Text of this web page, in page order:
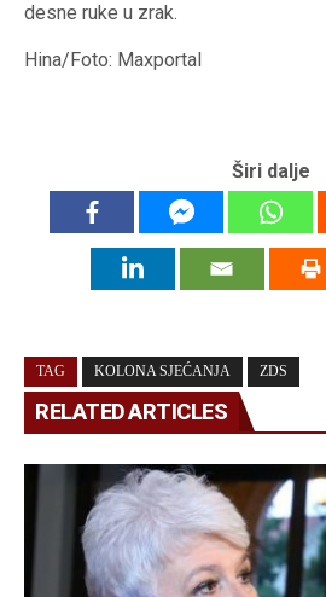
desne ruke u zrak.
Hina/Foto: Maxportal
Širi dalje
TAG KOLONA SJEĆANJA ZDS
RELATED ARTICLES